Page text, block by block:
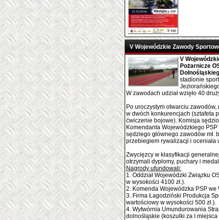
V Wojewódzkie Zawody
V
Pożarnicze
stadionie
W zawodach udział wzięło 40
Po uroczystym otwarciu
w dwóch konkurencjach (sztafeta
ćwiczenie bojowe). Komisja
Komendanta Wojewódzkiego
sędziego głównego zawodów mł.
przebiegiem rywalizacji i
Zwycięzcy w klasyfikacji
otrzymali dyplomy, puchary i
Nagrody ufundowali:
1. Oddział Wojewódzki Związku
w wysokości 4100 zł.).
2. Komenda Wojewódzka PSP we
3. Firma Łagodziński Produkcja
wartościowy w wysokości 500 zł.).
4. Wytwórnia Umundurowania
dolnośląskie (koszulki za I